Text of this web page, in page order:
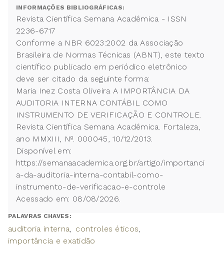
INFORMAÇÕES BIBLIOGRÁFICAS:
Revista Científica Semana Acadêmica - ISSN
2236-6717
Conforme a NBR 6023:2002 da Associação
Brasileira de Normas Técnicas (ABNT), este texto
científico publicado em periódico eletrônico
deve ser citado da seguinte forma:
Maria Inez Costa Oliveira A IMPORTÂNCIA DA
AUDITORIA INTERNA CONTÁBIL COMO
INSTRUMENTO DE VERIFICAÇÃO E CONTROLE.
Revista Científica Semana Acadêmica. Fortaleza,
ano MMXIII, Nº. 000045, 10/12/2013.
Disponível em:
https://semanaacademica.org.br/artigo/importanci
a-da-auditoria-interna-contabil-como-
instrumento-de-verificacao-e-controle
Acessado em: 08/08/2026.
PALAVRAS CHAVES:
auditoria interna
controles éticos
importância e exatidão